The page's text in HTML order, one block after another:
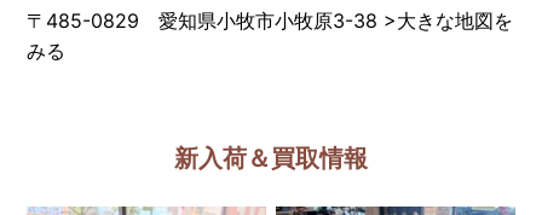
〒485-0829 愛知県小牧市小牧原3-38 >大きな地図を
みる
新入荷＆買取情報